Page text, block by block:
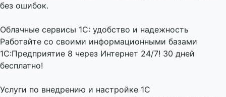
без ошибок.
Облачные сервисы 1С: удобство и надежность
Работайте со своими информационными базами
1С:Предприятие 8 через Интернет 24/7! 30 дней
бесплатно!
Услуги по внедрению и настройке 1С